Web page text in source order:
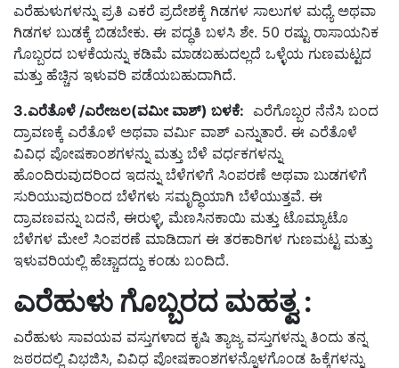
ಎರೆಹುಳುಗಳನ್ನು ಪ್ರತಿ ಎಕರೆ ಪ್ರದೇಶಕ್ಕೆ ಗಿಡಗಳ ಸಾಲುಗಳ ಮಧ್ಯೆ ಅಥವಾ
ಗಿಡಗಳ ಬುಡಕ್ಕೆ ಬಿಡಬೇಕು. ಈ ಪದ್ಧತಿ ಬಳಸಿ ಶೇ. 50 ರಷ್ಟು ರಾಸಾಯನಿಕ
ಗೊಬ್ಬರದ ಬಳಕೆಯನ್ನು ಕಡಿಮೆ ಮಾಡಬಹುದಲ್ಲದೆ ಒಳ್ಳೆಯ ಗುಣಮಟ್ಟದ
ಮತ್ತು ಹೆಚ್ಚಿನ ಇಳುವರಿ ಪಡೆಯಬಹುದಾಗಿದೆ.
3.ಎರೆತೊಳೆ /ಎರೇಜಲ(ವಮೀ ವಾಶ್) ಬಳಕೆ: ಎರೆಗೊಬ್ಬರ ನೆನೆಸಿ ಬಂದ
ದ್ರಾವಣಕ್ಕೆ ಎರೆತೊಳೆ ಅಥವಾ ವರ್ಮಿ ವಾಶ್ ಎನ್ನುತಾರೆ. ಈ ಎರೆತೊಳೆ
ವಿವಿಧ ಪೋಷಕಾಂಶಗಳನ್ನು ಮತ್ತು ಬೆಳೆ ವರ್ಧಕಗಳನ್ನು
ಹೊಂದಿರುವುದರಿಂದ ಇದನ್ನು ಬೆಳೆಗಳಿಗೆ ಸಿಂಪರಣೆ ಅಥವಾ ಬುಡಗಳಿಗೆ
ಸುರಿಯುವುದರಿಂದ ಬೆಳೆಗಳು ಸಮೃದ್ಧಿಯಾಗಿ ಬೆಳೆಯುತ್ತವೆ. ಈ
ದ್ರಾವಣವನ್ನು ಬದನೆ, ಈರುಳ್ಳಿ, ಮೆಣಸಿನಕಾಯಿ ಮತ್ತು ಟೊಮ್ಯಾಟೊ
ಬೆಳೆಗಳ ಮೇಲೆ ಸಿಂಪರಣೆ ಮಾಡಿದಾಗ ಈ ತರಕಾರಿಗಳ ಗುಣಮಟ್ಟ ಮತ್ತು
ಇಳುವರಿಯಲ್ಲಿ ಹೆಚ್ಚಾದದ್ದು ಕಂಡು ಬಂದಿದೆ.
ಎರೆಹುಳು ಗೊಬ್ಬರದ ಮಹತ್ವ :
ಎರೆಹುಳು ಸಾವಯವ ವಸ್ತುಗಳಾದ ಕೃಷಿ ತ್ಯಾಜ್ಯ ವಸ್ತುಗಳನ್ನು ತಿಂದು ತನ್ನ
ಜಠರದಲ್ಲಿ ವಿಭಜಿಸಿ, ವಿವಿಧ ಪೋಷಕಾಂಶಗಳನ್ನೊಳಗೊಂಡ ಹಿಕ್ಕೆಗಳನ್ನು